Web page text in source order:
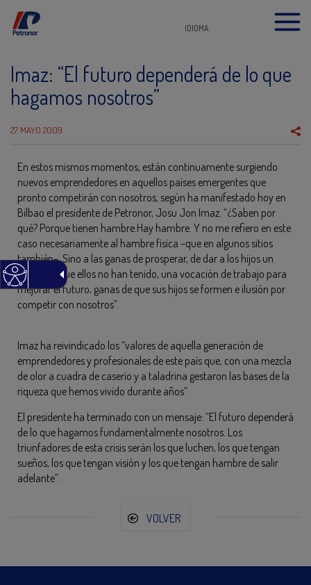
IDIOMA
Imaz: “El futuro dependerá de lo que
hagamos nosotros”
27 MAYO 2009
En estos mismos momentos, están continuamente surgiendo
nuevos emprendedores en aquellos países emergentes que
pronto competirán con nosotros, según ha manifestado hoy en
Bilbao el presidente de Petronor, Josu Jon Imaz: “¿Saben por
qué? Porque tienen hambre.Hay hambre. Y no me refiero en este
caso necesariamente al hambre física –que en algunos sitios
también–. Sino a las ganas de prosperar, de dar a los hijos un
bienestar que ellos no han tenido, una vocación de trabajo para
mejorar el futuro, ganas de que sus hijos se formen e ilusión por
competir con nosotros”.
Imaz ha reivindicado los “valores de aquella generación de
emprendedores y profesionales de este país que, con una mezcla
de olor a cuadra de caserío y a taladrina gestaron las bases de la
riqueza que hemos vivido durante años”
El presidente ha terminado con un mensaje: “El futuro dependerá
de lo que hagamos fundamentalmente nosotros. Los
triunfadores de esta crisis serán los que luchen, los que tengan
sueños, los que tengan visión y los que tengan hambre de salir
adelante”.
VOLVER